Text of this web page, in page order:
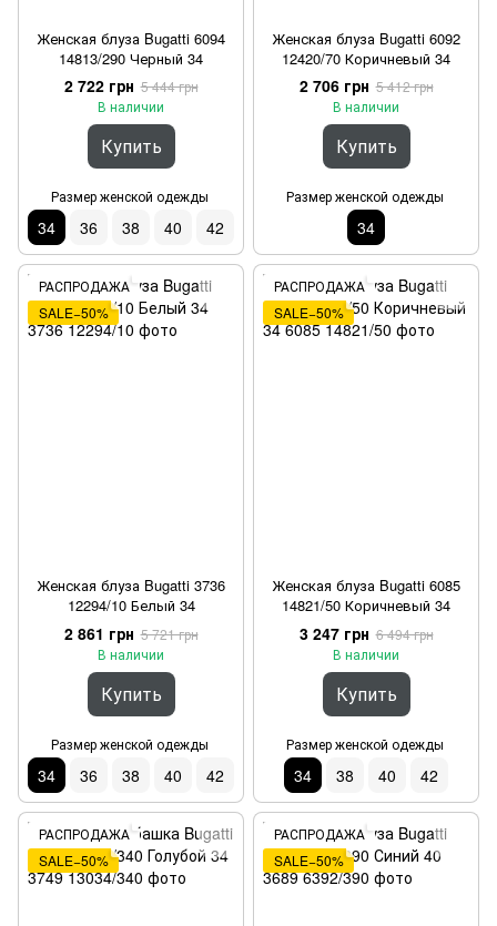
Женская блуза Bugatti 6094
14813/290 Черный 34
2 722 грн 5 444 грн
В наличии
Купить
Размер женской одежды
34 36 38 40 42
Женская блуза Bugatti 6092
12420/70 Коричневый 34
2 706 грн 5 412 грн
В наличии
Купить
Размер женской одежды
34
РАСПРОДАЖА
SALE−50%
Женская блуза Bugatti 3736
12294/10 Белый 34
2 861 грн 5 721 грн
В наличии
Купить
Размер женской одежды
34 36 38 40 42
РАСПРОДАЖА
SALE−50%
Женская блуза Bugatti 6085
14821/50 Коричневый 34
3 247 грн 6 494 грн
В наличии
Купить
Размер женской одежды
34 38 40 42
РАСПРОДАЖА
SALE−50%
РАСПРОДАЖА
SALE−50%